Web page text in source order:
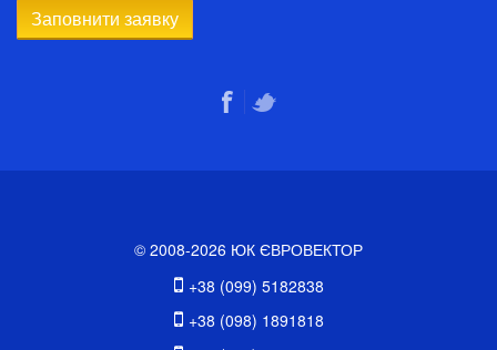
Заповнити заявку
© 2008-2026 ЮК ЄВРОВЕКТОР
+38 (099) 5182838
+38 (098) 1891818